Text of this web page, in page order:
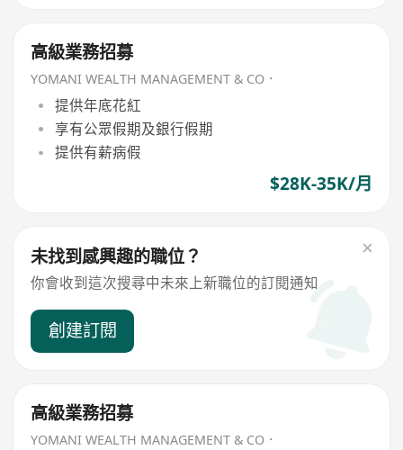
高級業務招募
YOMANI WEALTH MANAGEMENT & CO．
提供年底花紅
享有公眾假期及銀行假期
提供有薪病假
$28K-35K/月
未找到感興趣的職位？
你會收到這次搜尋中未來上新職位的訂閱通知
創建訂閱
高級業務招募
YOMANI WEALTH MANAGEMENT & CO．